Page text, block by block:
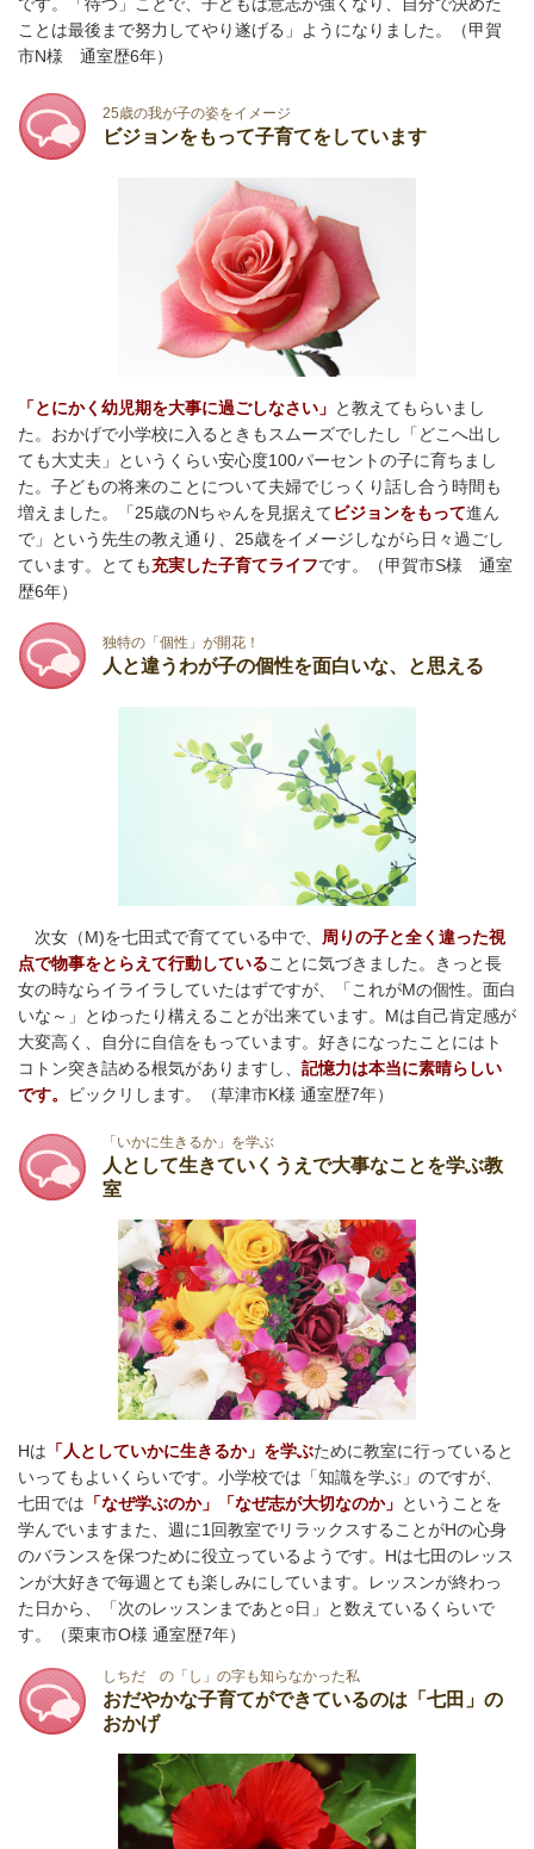
ことは最後まで努力してやり遂げる」ようになりました。（甲賀
市N様 通室歴6年）
25歳の我が子の姿をイメージ
ビジョンをもって子育てをしています
「とにかく幼児期を大事に過ごしなさい」 と教えてもらいまし
た。おかげで小学校に入るときもスムーズでしたし「どこへ出し
ても大丈夫」というくらい安心度100パーセントの子に育ちまし
た。子どもの将来のことについて夫婦でじっくり話し合う時間も
増えました。「25歳のNちゃんを見据えてビジョンをもって進ん
で」という先生の教え通り、25歳をイメージしながら日々過ごし
ています。とても充実した子育てライフです。（甲賀市S様 通室
歴6年）
独特の「個性」が開花！
人と違うわが子の個性を面白いな、と思える
次女（M)を七田式で育てている中で、 周りの子と全く違った視
点で物事をとらえて行動していることに気づきました。きっと長
女の時ならイライラしていたはずですが、「これがMの個性。面白
いな～」とゆったり構えることが出来ています。 Mは自己肯定感が
大変高く、自分に自信をもっています。好きになったことにはト
コトン突き詰める根気がありますし、 記憶力は本当に素晴らしい
です。
ビックリします。（草津市K様 通室歴7年）
「いかに生きるか」を学ぶ
人として生きていくうえで大事なことを学ぶ教
室
Hは 「人としていかに生きるか」を学ぶために教室に行っていると
いってもよいくらいです。小学校では「知識を学ぶ」のですが、
七田では 「なぜ学ぶのか」「なぜ志が大切なのか」 ということを
学んでいますまた、週に1回教室でリラックスすることがHの心身
のバランスを保つために役立っているようです。Hは七田のレッス
ンが大好きで毎週とても楽しみにしています。レッスンが終わっ
た日から、「次のレッスンまであと○日」と数えているくらいで
す。（栗東市O様 通室歴7年）
しちだ の「し」の字も知らなかった私
おだやかな子育てができているのは「七田」の
おかげ